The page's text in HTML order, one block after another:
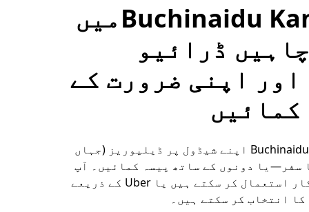
Buchinaidu Kandrigaمیں
ڈرائیو
اور اپنی ضرورت کے
کمائیں
میں Buchinaidu Kandriga اپنے شیڈول پر ڈیلیوریز (جہاں
سفر—یا دونوں کے ساتھ پیسہ کمائیں۔ آپ
اپنی خود کی کار استعمال کر سکتے ہیں یا Uber کے ذریعے
انتخاب کر سکتے ہیں۔